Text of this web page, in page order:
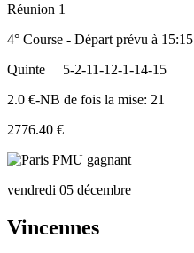
Réunion 1
4° Course - Départ prévu à 15:15
Quinte
5-2-11-12-1-14-15
2.0 €-NB de fois la mise: 21
2776.40 €
vendredi 05 décembre
Vincennes